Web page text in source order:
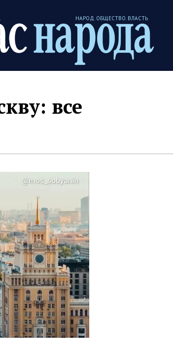
НАРОД. ОБЩЕСТВО. ВЛАСТЬ
все